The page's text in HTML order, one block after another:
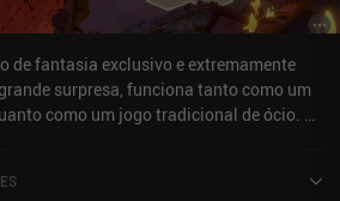
de fantasia exclusivo e extremamente
surpresa, funciona tanto como um
como um jogo tradicional de ócio. A
manualmente, que são as partes